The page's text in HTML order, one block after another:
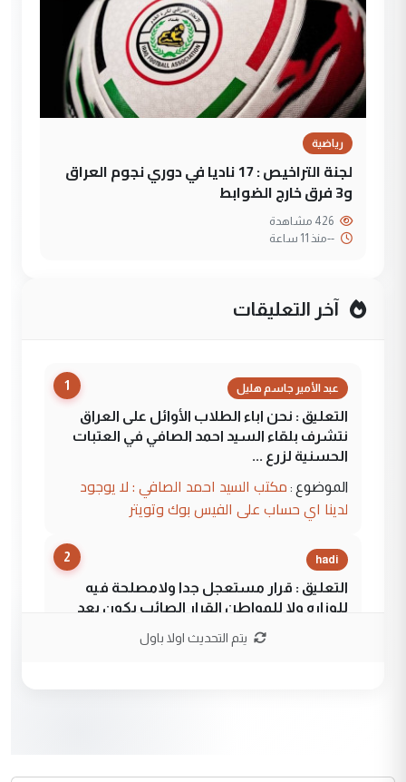
رياضية
لجنة التراخيص : 17 ناديا في دوري نجوم العراق
و3 فرق خارج الضوابط
--منذ 11 ساعة
آخر التعليقات
1 عبد الأمير جاسم هليل
التعليق : نحن اباء الطلاب الأوائل على العراق
نتشرف بلقاء السيد احمد الصافي في العتبات
الحسنية لزرع ...
الموضوع : مكتب السيد احمد الصافي : لا يوجود
لدينا اي حساب على الفيس بوك وتويتر
2 hadi
التعليق : قرار مستعجل جدا ولامصلحة فيه
للوزاره ولا للمواطن القرار الصائب يكون بعد
جنسية الرافد الثالث للعراق ومن اصول عريقة
يتم التحديث اولا باول